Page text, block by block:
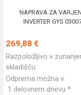
NAPRAVA ZA
INVERTER GYS
269,88 €
Razpoložljivo v
skladišču
Odprema možna v
1 delovnem dnevu *